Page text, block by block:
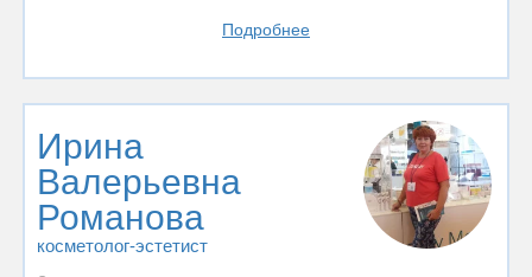
Подробнее
Ирина
Валерьевна
Романова
косметолог-эстетист